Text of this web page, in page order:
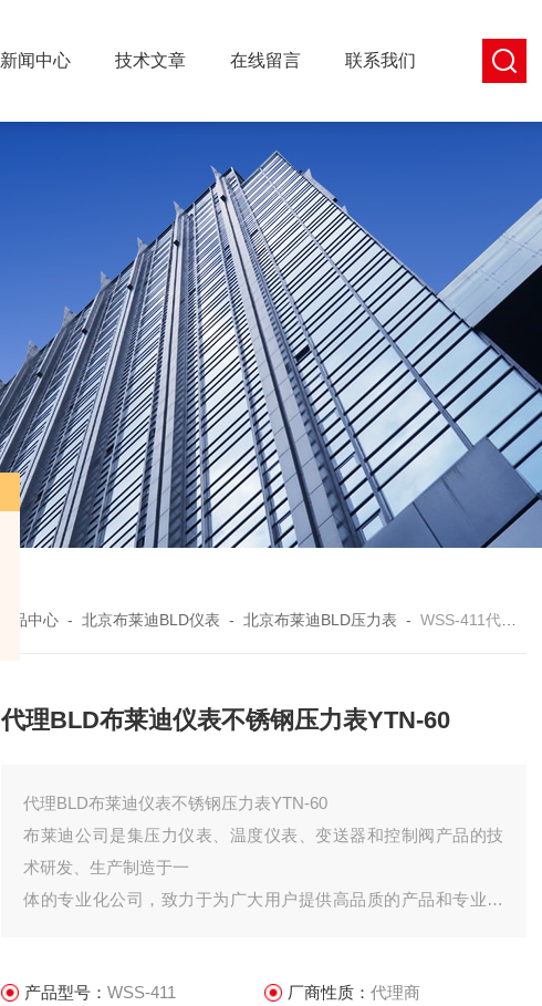
新闻中心 技术文章 在线留言 联系我们
产品中心 -北京布莱迪BLD仪表 -北京布莱迪BLD压力表 -WSS-411代理BLD布莱迪仪表不锈钢压力表YTN-60
代理BLD布莱迪仪表不锈钢压力表YTN-60
代理BLD布莱迪仪表不锈钢压力表YTN-60
布莱迪公司是集压力仪表、温度仪表、变送器和控制阀产品的技
术研发、生产制造于一
体的专业化公司，致力于为广大用户提供高品质的产品和专业化
重庆布莱迪仪器仪表有限公
产品型号：WSS-411 厂商性质： 代理商